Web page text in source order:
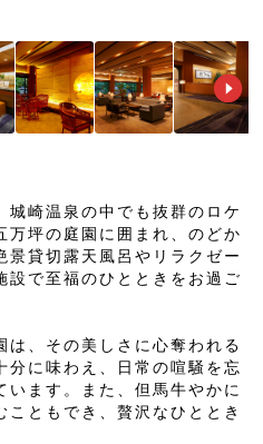
城崎温泉の中でも抜群のロケ
万坪の庭園に囲まれ、のどか
景貸切露天風呂やリラクゼー
設で至福のひとときをお過ご
は、その美しさに心奪われる
分に味わえ、日常の喧騒を忘
ます。また、但馬牛やかに
ともでき、贅沢なひととき